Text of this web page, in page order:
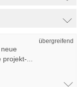
übergreifend
...